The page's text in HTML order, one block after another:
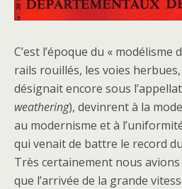
C’est l’époque du « modélisme
rails rouillés, les voies
désignait encore sous
weathering), devinrent à la
au modernisme et à
qui venait de battre le record
Très certainement nous
que l’arrivée de la grande